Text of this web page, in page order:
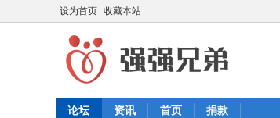
设为首页 收藏本站
论坛 资讯 首页 捐款